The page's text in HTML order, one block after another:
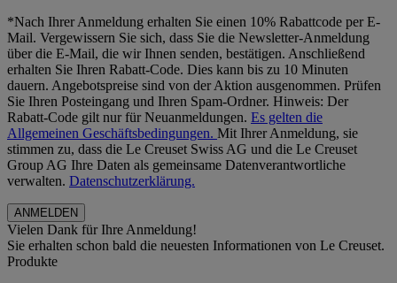
*Nach Ihrer Anmeldung erhalten Sie einen 10% Rabattcode per E-
Mail. Vergewissern Sie sich, dass Sie die Newsletter-Anmeldung
über die E-Mail, die wir Ihnen senden, bestätigen. Anschließend
erhalten Sie Ihren Rabatt-Code. Dies kann bis zu 10 Minuten
dauern. Angebotspreise sind von der Aktion ausgenommen. Prüfen
Sie Ihren Posteingang und Ihren Spam-Ordner. Hinweis: Der
Rabatt-Code gilt nur für Neuanmeldungen. Es gelten die
Allgemeinen Geschäftsbedingungen. Mit Ihrer Anmeldung, sie
stimmen zu, dass die Le Creuset Swiss AG und die Le Creuset
Group AG Ihre Daten als gemeinsame Datenverantwortliche
verwalten. Datenschutzerklärung.
Vielen Dank für Ihre Anmeldung!
Sie erhalten schon bald die neuesten Informationen von Le Creuset.
Produkte